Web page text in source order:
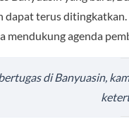
dapat terus ditingkatkan.
mendukung agenda
di Banyuasin,